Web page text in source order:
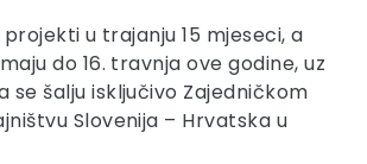
u trajanju 15 mjeseci, a
do 16. travnja ove godine, uz
se šalju isključivo Zajedničkom
Slovenija – Hrvatska u